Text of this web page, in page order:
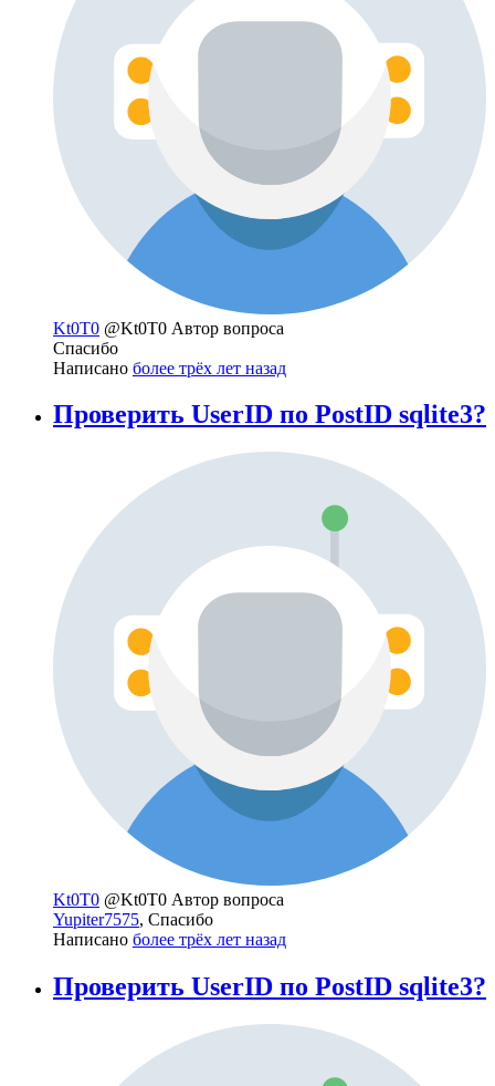
Kt0T0 @Kt0T0 Автор вопроса
Спасибо
Написано более трёх лет назад
Проверить UserID по PostID sqlite3?
Kt0T0 @Kt0T0 Автор вопроса
Yupiter7575, Спасибо
Написано более трёх лет назад
Проверить UserID по PostID sqlite3?